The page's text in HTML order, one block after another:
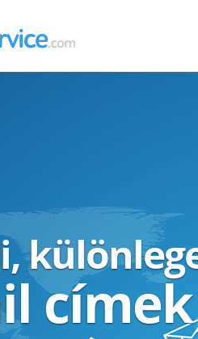
címek